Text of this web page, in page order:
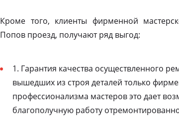
Кроме того, клиенты фирменной
Попов проезд, получают ряд выгод:
1. Гарантия качества осуществленного
вышедших из строя деталей только
профессионализма мастеров это дает
благополучную работу